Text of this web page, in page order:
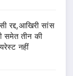
रद्द,आखिरी सांस
समेत तीन की
नहीं